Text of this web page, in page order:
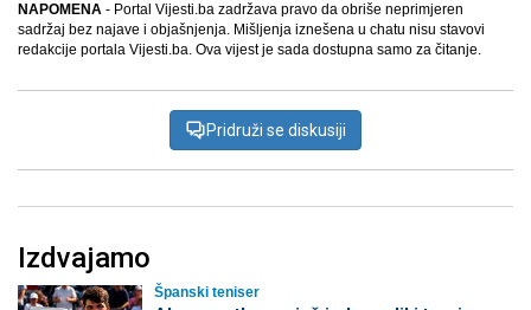
NAPOMENA - Portal Vijesti.ba zadržava pravo da obriše neprimjeren
sadržaj bez najave i objašnjenja. Mišljenja iznešena u chatu nisu stavovi
redakcije portala Vijesti.ba. Ova vijest je sada dostupna samo za čitanje.
Pridruži se diskusiji
Izdvajamo
Španski teniser